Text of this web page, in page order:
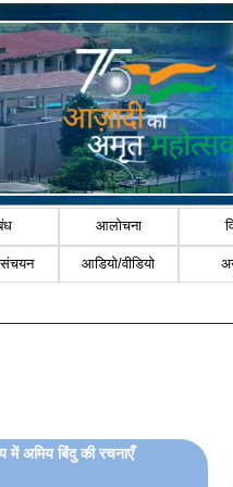
आलोचना
आडियो/वीडियो
में अमिय बिंदु की रचनाएँ